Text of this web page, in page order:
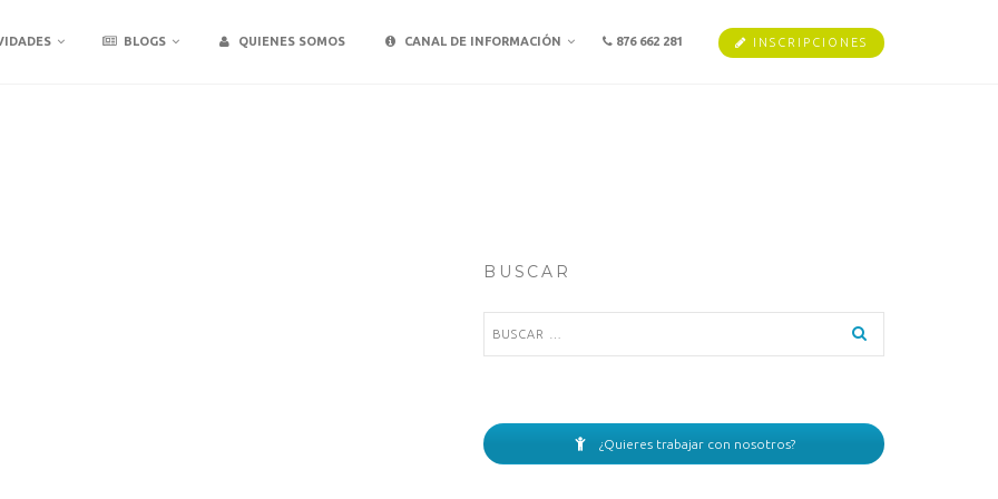
BLOGS QUIENES SOMOS CANAL DE INFORMACIÓN 876 662 281 INSCRIPCIONES
BUSCAR
¿Quieres trabajar con nosotros?